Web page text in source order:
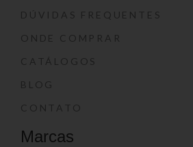
DÚVIDAS FREQUENTES
ONDE COMPRAR
CATÁLOGOS
BLOG
CONTATO
Marcas